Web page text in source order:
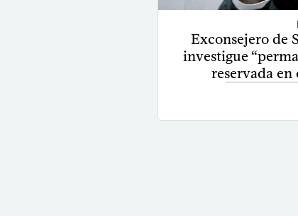
Exconsejero de
investigue
reservada en